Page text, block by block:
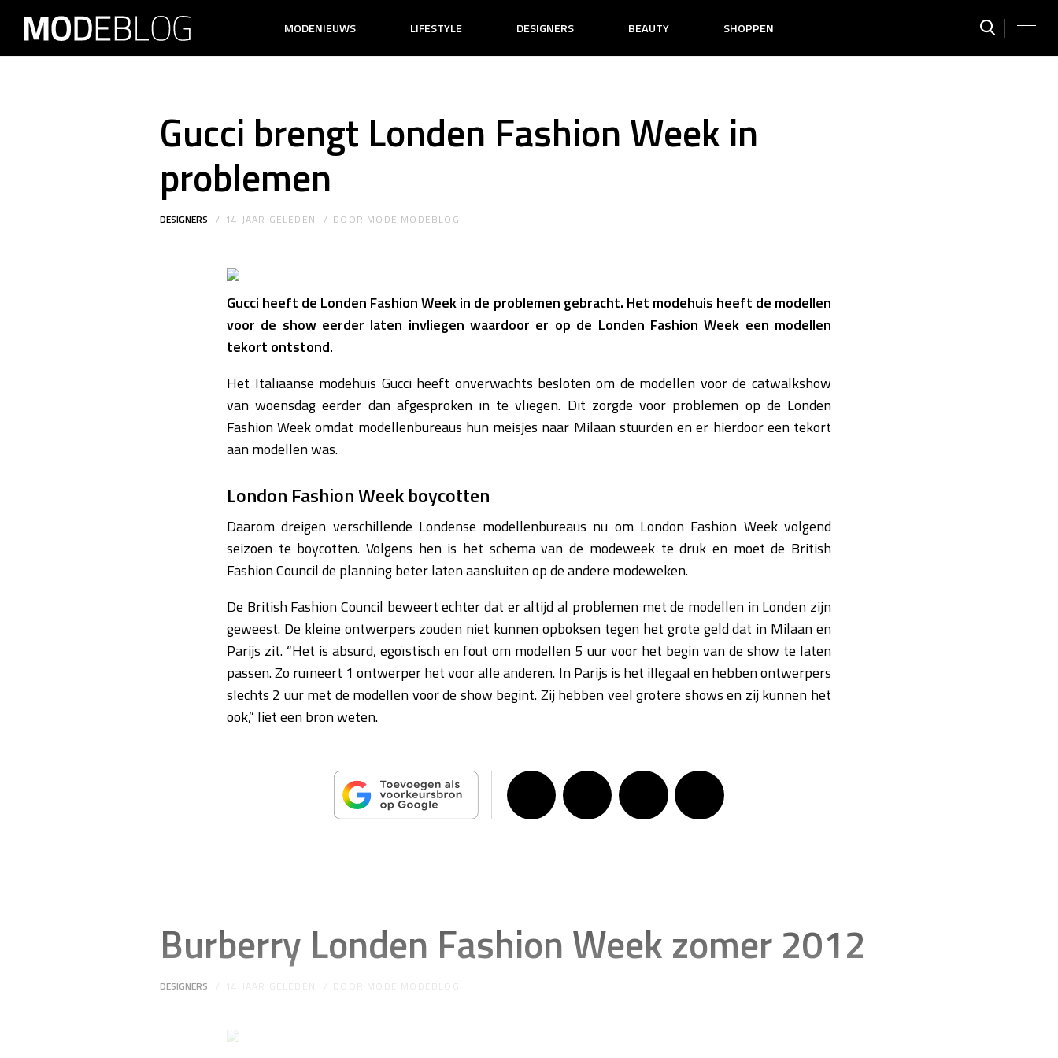
MODENIEUWS LIFESTYLE DESIGNERS BEAUTY SHOPPEN
Gucci brengt Londen Fashion Week in
problemen
DESIGNERS 14 JAAR GELEDEN DOOR MODE MODEBLOG
Gucci heeft de Londen Fashion Week in de problemen gebracht. Het modehuis heeft de modellen
voor de show eerder laten invliegen waardoor er op de Londen Fashion Week een modellen
tekort ontstond.
Het Italiaanse modehuis Gucci heeft onverwachts besloten om de modellen voor de catwalkshow
van woensdag eerder dan afgesproken in te vliegen. Dit zorgde voor problemen op de Londen
Fashion Week omdat modellenbureaus hun meisjes naar Milaan stuurden en er hierdoor een tekort
aan modellen was.
London Fashion Week boycotten
Daarom dreigen verschillende Londense modellenbureaus nu om London Fashion Week volgend
seizoen te boycotten. Volgens hen is het schema van de modeweek te druk en moet de British
Fashion Council de planning beter laten aansluiten op de andere modeweken.
De British Fashion Council beweert echter dat er altijd al problemen met de modellen in Londen zijn
geweest. De kleine ontwerpers zouden niet kunnen opboksen tegen het grote geld dat in Milaan en
Parijs zit. “Het is absurd, egoïstisch en fout om modellen 5 uur voor het begin van de show te laten
passen. Zo ruïneert 1 ontwerper het voor alle anderen. In Parijs is het illegaal en hebben ontwerpers
slechts 2 uur met de modellen voor de show begint. Zij hebben veel grotere shows en zij kunnen het
ook,” liet een bron weten.
Burberry Londen Fashion Week zomer 2012
DESIGNERS 14 JAAR GELEDEN DOOR MODE MODEBLOG